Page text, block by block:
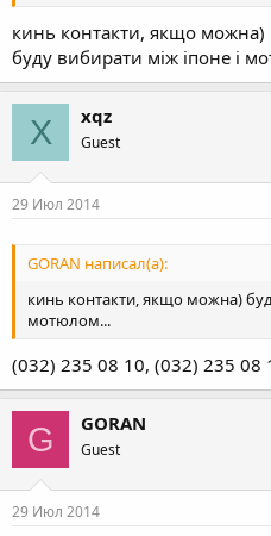
кинь контакти, якщо можна)
буду вибирати між іпоне і
X xqz
Guest
29 Июл 2014
GORAN написал(а):
кинь контакти, якщо можна)
мотюлом...
(032) 235 08 10, (032) 235 08
G GORAN
Guest
29 Июл 2014